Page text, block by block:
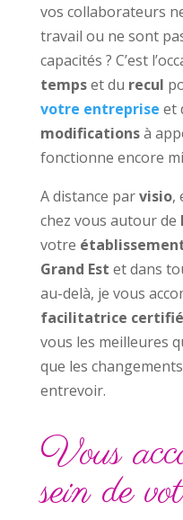
vos collaborateurs
travail ou ne sont
capacités ? C’est
tempset du recul
votre entreprise et
modificationsà
fonctionne encore
A distance parvisio,
chez vous autour de
votre
Grand Est et dans
au-delà, je vous
facilitatrice
vous les meilleures
que les
entrevoir.
Vous
sein de